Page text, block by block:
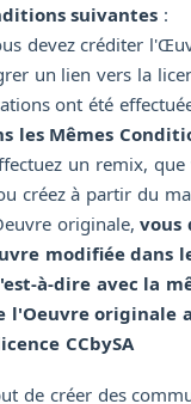
suivantes :
devez créditer
un lien vers la
ont été
les Mêmes
un remix, que
créez à partir du
originale,vous
modifiée dans
à-dire avec la
l'Oeuvre originale
CCbySA
de créer des